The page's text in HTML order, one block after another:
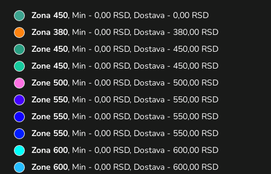
Zona 450, Min - 0,00 RSD, Dostava - 0,00 RSD
Zona 380, Min - 0,00 RSD, Dostava - 380,00 RSD
Zone 450, Min - 0,00 RSD, Dostava - 450,00 RSD
Zone 450, Min - 0,00 RSD, Dostava - 450,00 RSD
Zone 500, Min - 0,00 RSD, Dostava - 500,00 RSD
Zone 550, Min - 0,00 RSD, Dostava - 550,00 RSD
Zone 550, Min - 0,00 RSD, Dostava - 550,00 RSD
Zone 550, Min - 0,00 RSD, Dostava - 550,00 RSD
Zona 600, Min - 0,00 RSD, Dostava - 600,00 RSD
Zone 600, Min - 0,00 RSD, Dostava - 600,00 RSD